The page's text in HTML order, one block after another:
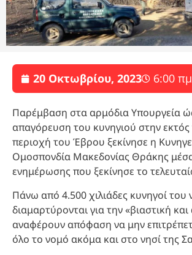
20 Οκτωβρίου, 2023 6:00 πμ
Παρέμβαση στα αρμόδια Υπουργεία
απαγόρευση του κυνηγιού στην
περιοχή του Έβρου ξεκίνησε η
Ομοσπονδία Μακεδονίας Θράκης
ενημέρωσης που ξεκίνησε το
Πάνω από 4.500 χιλιάδες κυνηγοί του
διαμαρτύρονται για την «βιαστική
αναφέρουν απόφαση να μην
όλο το νομό ακόμα και στο νησί της